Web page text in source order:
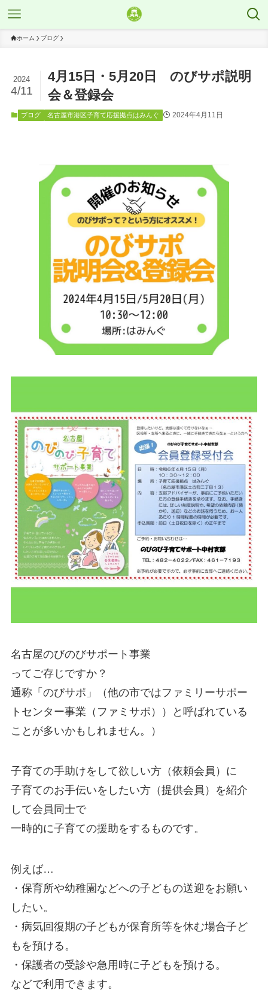
ホーム ブログ
4月15日・5月20日 のびサポ説明
会＆登録会
2024
4/11
ブログ 名古屋市港区子育て応援拠点はみんぐ 2024年4月11日
名古屋のびのびサポート事業
ってご存じですか？
通称「のびサポ」（他の市ではファミリーサポー
トセンター事業（ファミサポ））と呼ばれている
ことが多いかもしれません。）
子育ての手助けをして欲しい方（依頼会員）に
子育てのお手伝いをしたい方（提供会員）を紹介
して会員同士で
一時的に子育ての援助をするものです。
例えば…
・保育所や幼稚園などへの子どもの送迎をお願い
したい。
・病気回復期の子どもが保育所等を休む場合子ど
もを預ける。
・保護者の受診や急用時に子どもを預ける。
などで利用できます。